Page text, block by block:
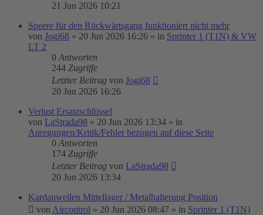
21 Jun 2026 10:21
Speere für den Rückwärtsgang funktioniert nicht mehr
von Jogi68 » 20 Jun 2026 16:26 » in Sprinter 1 (T1N) & VW
LT 2
0 Antworten
244 Zugriffe
Letzter Beitrag von Jogi68
20 Jun 2026 16:26
Verlust Ersatzschlüssel
von LaStrada98 » 20 Jun 2026 13:34 » in
Anregungen/Kritik/Fehler bezogen auf diese Seite
0 Antworten
174 Zugriffe
Letzter Beitrag von LaStrada98
20 Jun 2026 13:34
Kardanwellen Mittellager / Metalhalterung Position
von Aircontrol » 20 Jun 2026 08:47 » in Sprinter 1 (T1N)